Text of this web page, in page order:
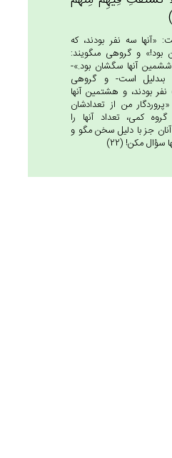
سه نفر بودند، كه
بود!» و گروهى مى‏گويند:
ششمين آنها سگشان بود.»-
بى‏دليل است- و گروهى
بودند، و هشتمين آنها
من از تعدادشان
كمى، تعداد آنها را
آنان جز با دليل سخن مگو و
سؤال مكن! (22)